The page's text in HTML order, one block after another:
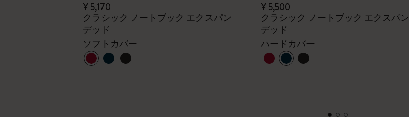
¥ 5,170
クラシック ノートブック エクスパン
デッド
ソフトカバー
¥ 5,500
クラシック ノートブック エクスパン
デッド
ハードカバー